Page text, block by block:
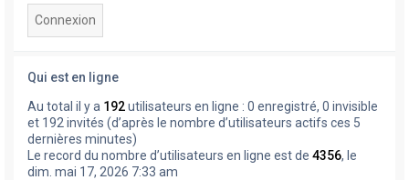
Qui est en ligne
Au total il y a 192utilisateurs en ligne : 0 enregistré, 0 invisible
et 192 invités (d’après le nombre d’utilisateurs actifs ces 5
dernières minutes)
Le record du nombre d’utilisateurs en ligne est de 4356, le
dim. mai 17, 2026 7:33 am